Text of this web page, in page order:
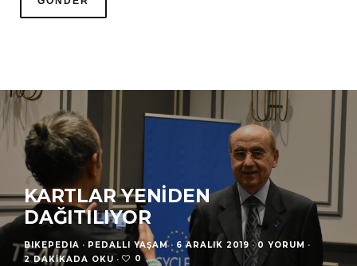
KARTLAR YENIDEN
DAĞITILIYOR
BIKEPEDIA · PEDALLI YAŞAM · 6 ARALIK 2019 · 0 YORUM ·
2 DAKIKADA OKU · 0